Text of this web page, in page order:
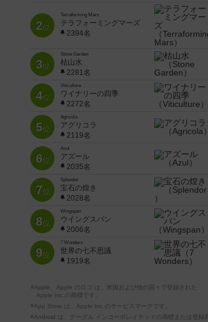
2位
Terraforming Mars
テラフォーミングマーズ
2394名
3位
Stone Garden
枯山水
2281名
4位
Viticulture
ワイナリーの四季
2272名
5位
Agricola
アグリコラ
2119名
6位
Azul
アズール
2035名
7位
Splendor
宝石の煌き
2028名
8位
Wingspan
ウイングスパン
2006名
9位
7 Wonders
世界の七不思議
1919名
※Apple、Apple のロゴ は、米国および他の国々で登録された
Apple Inc.の商標です。
※App Store は、Apple Inc.のサービスマークです。
※Android は、グーグル インコーポレイテッドの商標または登録商